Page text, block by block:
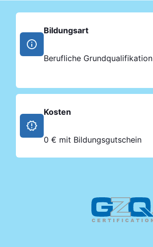
Bildungsart
Berufliche Grundqualifikation
Kosten
0 € mit Bildungsgutschein